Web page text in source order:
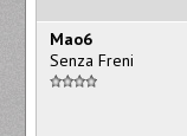
Mao6
Senza Freni